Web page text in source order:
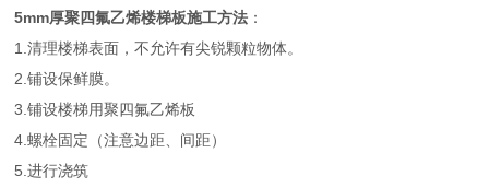
5mm厚聚四氟乙烯楼梯板施工方法 ：
1.清理楼梯表面，不允许有尖锐颗粒物体。
2.铺设保鲜膜。
3.铺设楼梯用聚四氟乙烯板
4.螺栓固定（注意边距、间距）
5.进行浇筑